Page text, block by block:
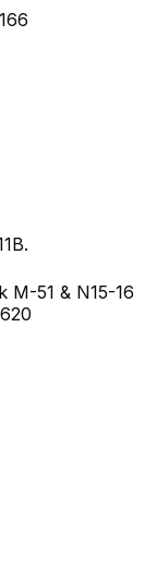
M-51 & N15-16